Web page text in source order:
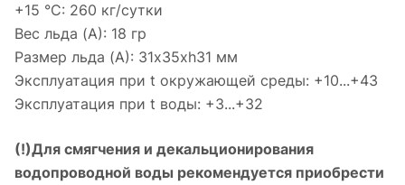
+15 °С: 260 кг/сутки
Вес льда (A): 18 гр
Размер льда (A): 31х35хh31 мм
Эксплуатация при t окружающей среды: +10...+43
Эксплуатация при t воды: +3...+32
(!)Для смягчения и декальционирования
водопроводной воды рекомендуется приобрести